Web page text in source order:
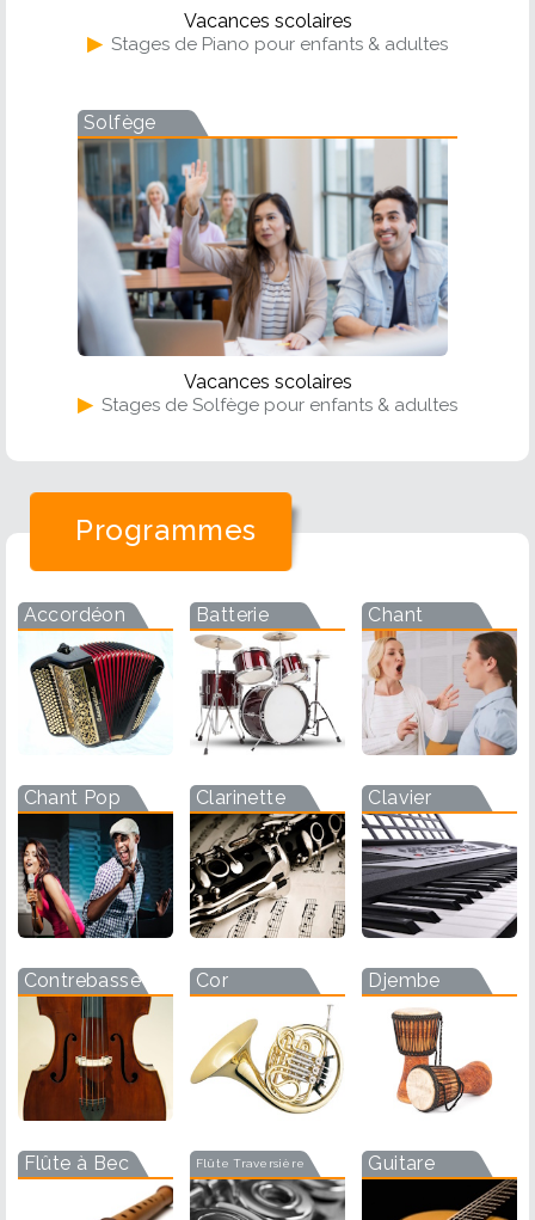
Vacances scolaires
▶ Stages de Piano pour enfants & adultes
Solfège
Vacances scolaires
▶ Stages de Solfège pour enfants & adultes
Programmes
Accordéon Batterie Chant
Chant Pop Clarinette Clavier
Contrebasse Cor Djembe
Flûte à Bec Flûte Traversière Guitare